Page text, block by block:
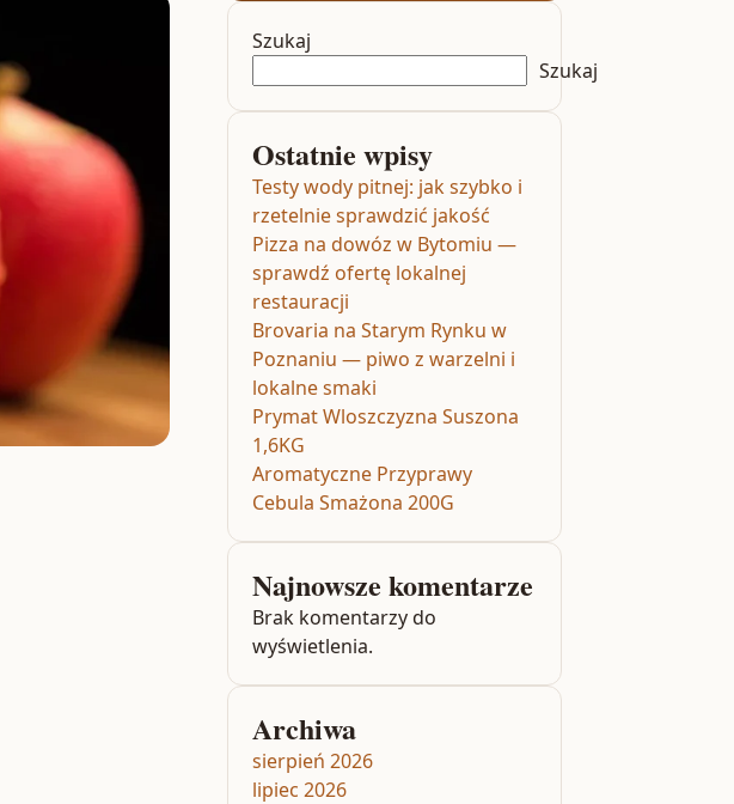
Szukaj
Szukaj
Ostatnie wpisy
Testy wody pitnej: jak szybko i
rzetelnie sprawdzić jakość
Pizza na dowóz w Bytomiu —
sprawdź ofertę lokalnej
restauracji
Brovaria na Starym Rynku w
Poznaniu — piwo z warzelni i
lokalne smaki
Prymat Wloszczyzna Suszona
1,6KG
Aromatyczne Przyprawy
Cebula Smażona 200G
Najnowsze komentarze
Brak komentarzy do
wyświetlenia.
Archiwa
sierpień 2026
lipiec 2026